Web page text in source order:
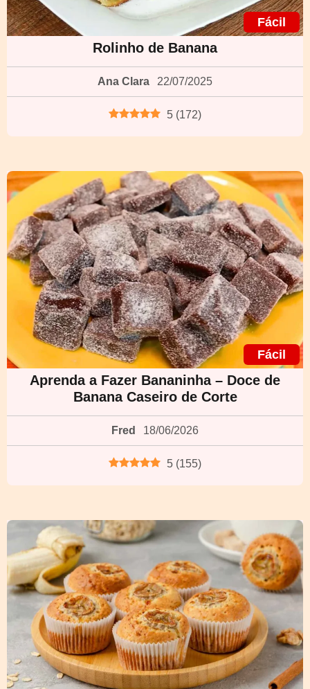
Fácil
Rolinho de Banana
Ana Clara 22/07/2025
5 (172)
Fácil
Aprenda a Fazer Bananinha – Doce de
Banana Caseiro de Corte
Fred 18/06/2026
5 (155)